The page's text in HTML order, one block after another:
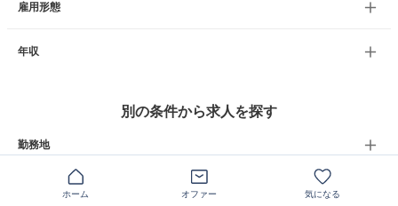
雇用形態
年収
別の条件から求人を探す
勤務地
ホーム オファー 気になる